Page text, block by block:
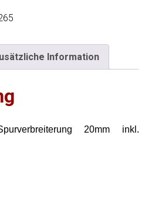
Information
20mm inkl.